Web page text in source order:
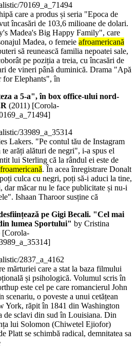
70169_a_71494
care a produs și seria "Epoca de
încasări de 103,6 milioane de dolari.
Madea's Big Happy Family", care
Madea, o femeie afroamericană
să reunească familia nepoatei sale,
pe poziția a treia, cu încasări de
de vineri până duminică. Drama "Apă
for Elephants", în
a 5-a", în box office-ului nord-
(2011) [Corola-
33989_a_35314
Lakers. "Pe contul tău de Instagram
te arăți alături de negri", i-a spus el
lui Sterling că la rândul ei este de
. În acea înregistrare Donalt
culca cu negri, poți să-i aduci la tine,
dar măcar nu le face publicitate și nu-i
Ishaan Tharoor susține că
pe Gigi Becali. "Cel mai
lumea Sportului" by Cristina
[Corola-
2837_a_4162
mărturiei care a stat la baza filmului
și psihologică. Volumul scris în
este cel pe care romancierul John
scenariu, o poveste a unui cetățean
York, răpit în 1841 din Washington
de sclavi din sud în Louisiana. Din
lui Solomon (Chiwetel Ejiofor)
Platt se schimbă radical, demnitatea sa